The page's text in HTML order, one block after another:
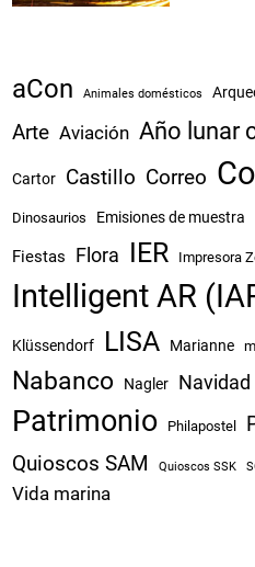
aCon Animales domésticos
Arte Aviación Año lunar
Cartor Castillo Correo
Dinosaurios Emisiones de muestra
Fiestas Flora IER Impresora
Intelligent AR
Klüssendorf LISA Marianne
Nabanco Nagler Navidad
Patrimonio Philapostel
Quioscos SAM Quioscos SSK
Vida marina